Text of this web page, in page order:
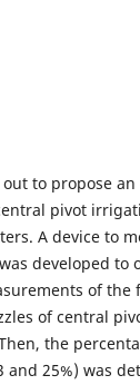
to propose
pivot
A device to
developed to
of the
of central
the
and 25%) was